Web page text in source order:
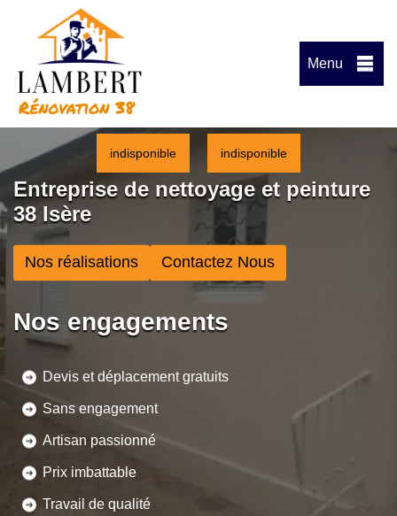
Menu
indisponible indisponible
Entreprise de nettoyage et peinture
38 Isère
Nos réalisations Contactez Nous
Nos engagements
Devis et déplacement gratuits
Sans engagement
Artisan passionné
Prix imbattable
Travail de qualité